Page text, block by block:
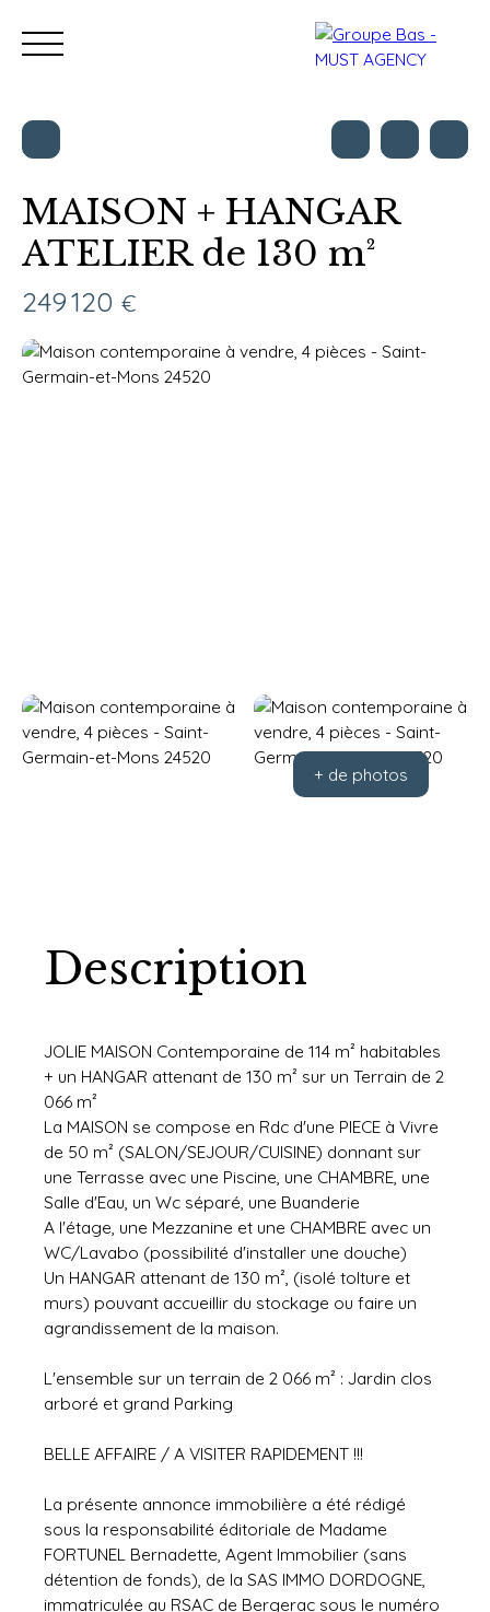
Nos bureaux Acheter Vendre Programmes
Estimation
MAISON + HANGAR
ATELIER de 130 m²
249 120 €
+ de photos
Description
JOLIE MAISON Contemporaine de 114 m² habitables
+ un HANGAR attenant de 130 m² sur un Terrain de 2
066 m²
La MAISON se compose en Rdc d'une PIECE à Vivre
de 50 m² (SALON/SEJOUR/CUISINE) donnant sur
une Terrasse avec une Piscine, une CHAMBRE, une
Salle d'Eau, un Wc séparé, une Buanderie
A l'étage, une Mezzanine et une CHAMBRE avec un
WC/Lavabo (possibilité d'installer une douche)
Un HANGAR attenant de 130 m², (isolé toIture et
murs) pouvant accueillir du stockage ou faire un
agrandissement de la maison.
L'ensemble sur un terrain de 2 066 m² : Jardin clos
arboré et grand Parking
BELLE AFFAIRE / A VISITER RAPIDEMENT !!!
La présente annonce immobilière a été rédigé
sous la responsabilité éditoriale de Madame
FORTUNEL Bernadette, Agent Immobilier (sans
détention de fonds), de la SAS IMMO DORDOGNE,
immatriculée au RSAC de Bergerac sous le numéro